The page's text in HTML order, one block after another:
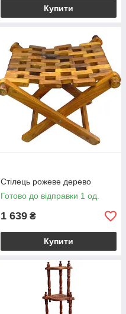
Купити
Стілець рожеве дерево
Готово до відправки 1 од.
1 639 ₴
Купити